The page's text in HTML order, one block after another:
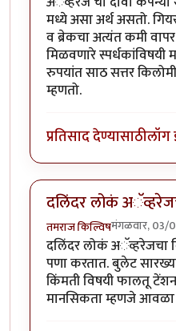
मध्ये असा अर्थ असतो.
व ब्रेकचा अत्यंत कमी
मिळवणारे
रुपयांत साठ सत्तर
म्हणतो.
प्रतिसाद देण्यासाठीलॉग
दलिंदर लोकं
तमराज किल्विषमंगळवार, 03/
दलिंदर लोकं अॅव्हरेजचा
पणा करतात. बुलेट
किंमती विषयी फालतू
मानसिकता म्हणजे